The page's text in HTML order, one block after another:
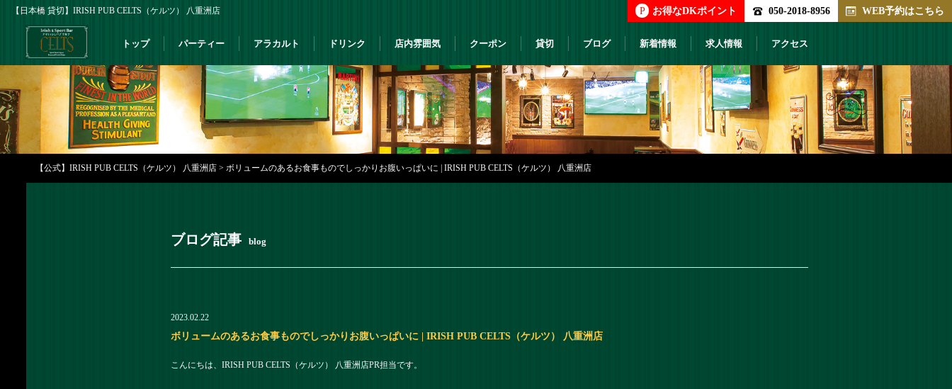
【日本橋 貸切】IRISH PUB CELTS（ケルツ） 八重洲店 P お得なDKポイント 050-2018-8956 WEB予約はこちら
トップ パーティー アラカルト ドリンク 店内雰囲気 クーポン 貸切 ブログ 新着情報 求人情報 アクセス
【公式】IRISH PUB CELTS（ケルツ） 八重洲店 > ボリュームのあるお食事ものでしっかりお腹いっぱいに | IRISH PUB CELTS（ケルツ） 八重洲店
ブログ記事 blog
2023.02.22
ボリュームのあるお食事ものでしっかりお腹いっぱいに | IRISH PUB CELTS（ケルツ） 八重洲店
こんにちは、IRISH PUB CELTS（ケルツ） 八重洲店PR担当です。